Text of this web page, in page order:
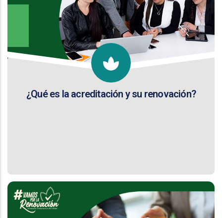
¿Qué es la acreditación y su renovación?